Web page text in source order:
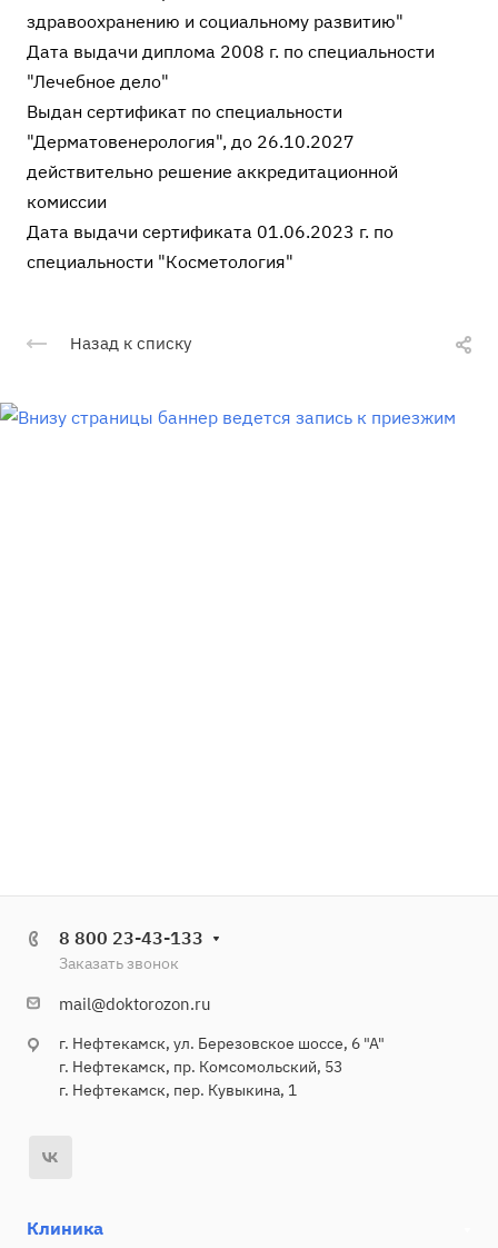
здравоохранению и социальному развитию"
Дата выдачи диплома 2008 г. по специальности
"Лечебное дело"
Выдан сертификат по специальности
"Дерматовенерология", до 26.10.2027
действительно решение аккредитационной
комиссии
Дата выдачи сертификата 01.06.2023 г. по
специальности "Косметология"
Назад к списку
8 800 23-43-133
Заказать звонок
mail@doktorozon.ru
г. Нефтекамск, ул. Березовское шоссе, 6 "А"
г. Нефтекамск, пр. Комсомольский, 53
г. Нефтекамск, пер. Кувыкина, 1
Клиника